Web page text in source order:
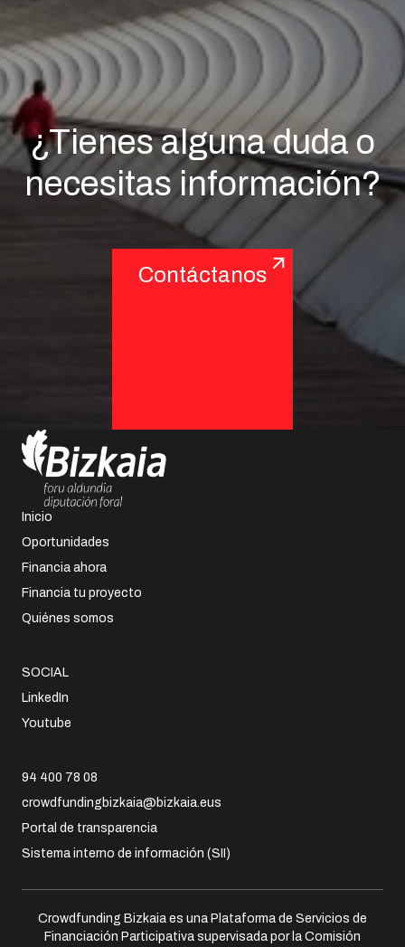
¿Tienes alguna duda o
necesitas información?
Contáctanos
Inicio
Oportunidades
Financia ahora
Financia tu proyecto
Quiénes somos
SOCIAL
LinkedIn
Youtube
94 400 78 08
crowdfundingbizkaia@bizkaia.eus
Portal de transparencia
Sistema interno de información (SII)
Crowdfunding Bizkaia es una Plataforma de Servicios de
Financiación Participativa supervisada por la Comisión